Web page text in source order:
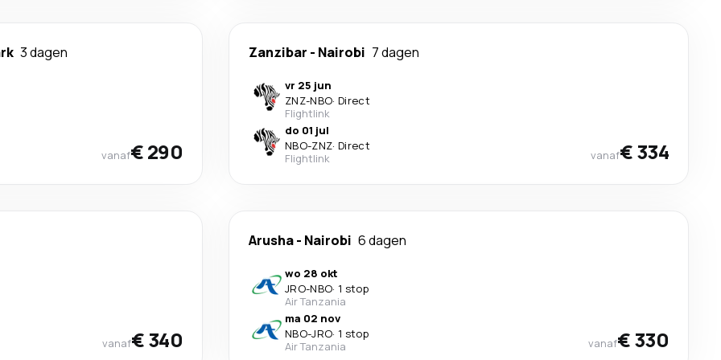
3 dagen
vanaf€ 290
Zanzibar - Nairobi 7 dagen
vr 25 jun
ZNZ-NBO· Direct
Flightlink
do 01 jul
NBO-ZNZ· Direct
Flightlink
vanaf€ 334
vanaf€ 340
Arusha- Nairobi 6 dagen
wo 28 okt
JRO-NBO· 1 stop
Air Tanzania
ma 02 nov
NBO-JRO· 1 stop
Air Tanzania
vanaf€ 330